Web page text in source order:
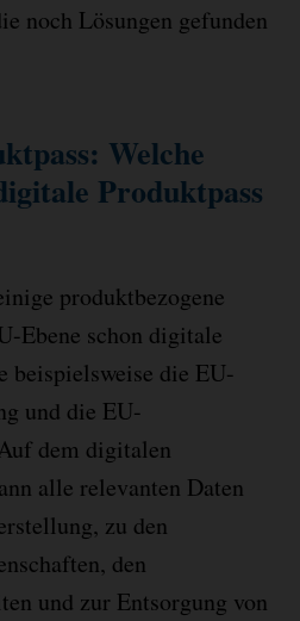
noch Lösungen gefunden
Welche
Produktpass
produktbezogene
Ebene schon digitale
beispielsweise die EU-
und die EU-
dem digitalen
alle relevanten Daten
zu den
den
und zur Entsorgung von